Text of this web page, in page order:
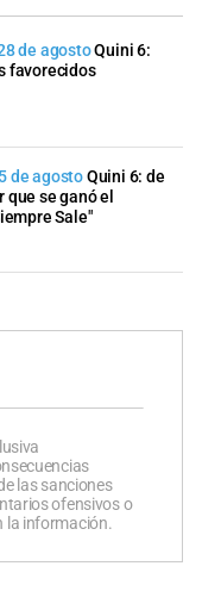
de agostoQuini 6:
favorecidos
de agostoQuini 6: de
se ganó el
Sale"
las sanciones
ofensivos o
la información.